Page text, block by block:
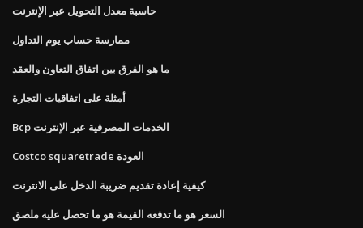
حاسبة معدل التحويل عبر الإنترنت
ممارسة حساب يوم التداول
ما هو الفرق بين اتفاق التعاون والعقد
أمثلة على اتفاقيات التجارة
Bcp الخدمات المصرفية عبر الإنترنت
Costco squaretrade العودة
كيفية إعادة تقديم ضريبة الدخل على الانترنت
السعر هو ما تدفعه القيمة هو ما تحصل عليه ملصق